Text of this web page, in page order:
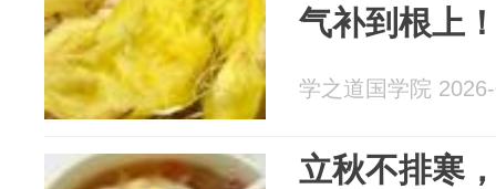
气补到根上
学之道国学院
立秋不排寒